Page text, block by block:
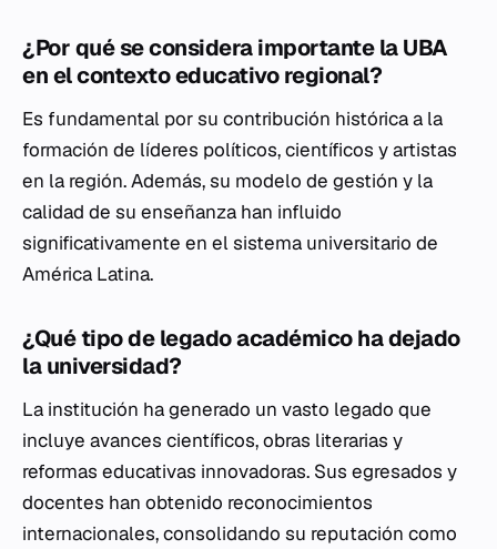
¿Por qué se considera importante la UBA
en el contexto educativo regional?
Es fundamental por su contribución histórica a la
formación de líderes políticos, científicos y artistas
en la región. Además, su modelo de gestión y la
calidad de su enseñanza han influido
significativamente en el sistema universitario de
América Latina.
¿Qué tipo de legado académico ha dejado
la universidad?
La institución ha generado un vasto legado que
incluye avances científicos, obras literarias y
reformas educativas innovadoras. Sus egresados y
docentes han obtenido reconocimientos
internacionales, consolidando su reputación como